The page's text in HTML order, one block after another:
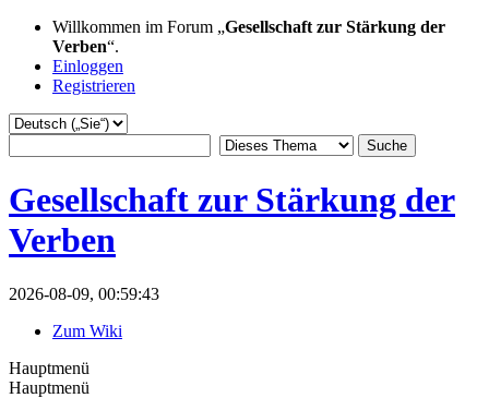
Willkommen im Forum „Gesellschaft zur Stärkung der
Verben“.
Einloggen
Registrieren
Gesellschaft zur Stärkung der
Verben
2026-08-09, 00:59:43
Zum Wiki
Hauptmenü
Hauptmenü